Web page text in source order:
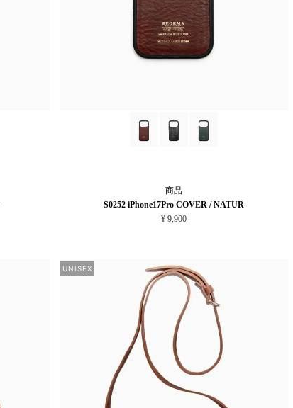
商品
S0252 iPhone17Pro COVER / NATUR
¥ 9,900
UNISEX